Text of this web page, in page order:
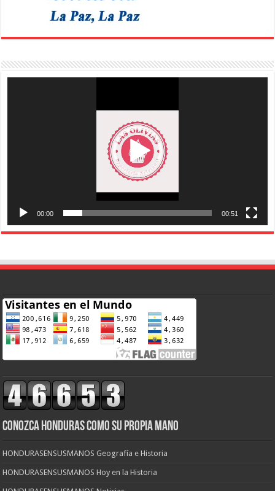
00:00 00:51
CONOZCA HONDURAS COMO SU PROPIA MANO
HONDURASENSUSMANOS Geografía e Historia
HONDURASENSUSMANOS Hoy en la Historia